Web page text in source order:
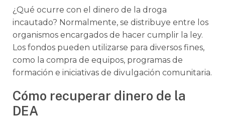
¿Qué ocurre con el dinero de la droga
incautado? Normalmente, se distribuye entre los
organismos encargados de hacer cumplir la ley.
Los fondos pueden utilizarse para diversos fines,
como la compra de equipos, programas de
formación e iniciativas de divulgación comunitaria.
Cómo recuperar dinero de la
DEA